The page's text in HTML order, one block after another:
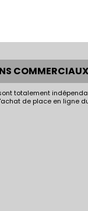
COMMERCIAUX
totalement
de place en ligne